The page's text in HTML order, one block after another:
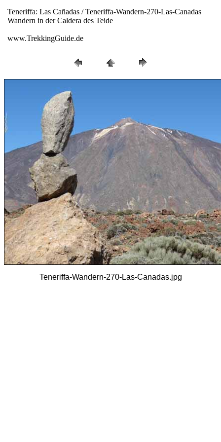
Teneriffa: Las Cañadas / Teneriffa-Wandern-270-Las-Canadas
Wandern in der Caldera des Teide
www.TrekkingGuide.de
Teneriffa-Wandern-270-Las-Canadas.jpg